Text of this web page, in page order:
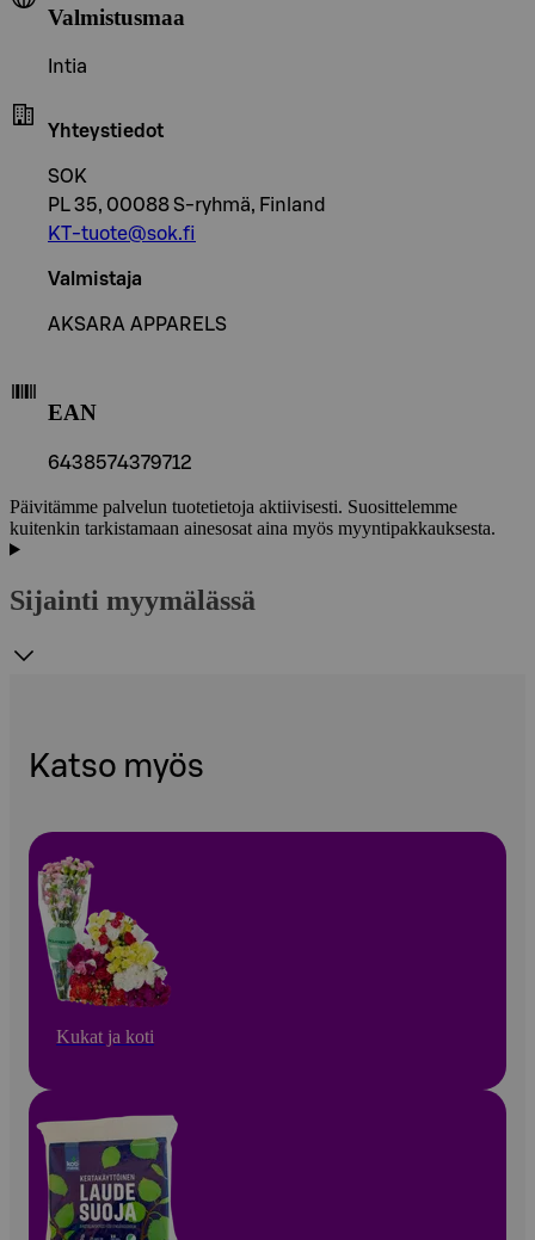
Valmistusmaa
Intia
Yhteystiedot
SOK
PL 35, 00088 S-ryhmä, Finland
KT-tuote@sok.fi
Valmistaja
AKSARA APPARELS
EAN
6438574379712
Päivitämme palvelun tuotetietoja aktiivisesti. Suosittelemme
kuitenkin tarkistamaan ainesosat aina myös myyntipakkauksesta.
Sijainti myymälässä
Katso myös
Kukat ja koti